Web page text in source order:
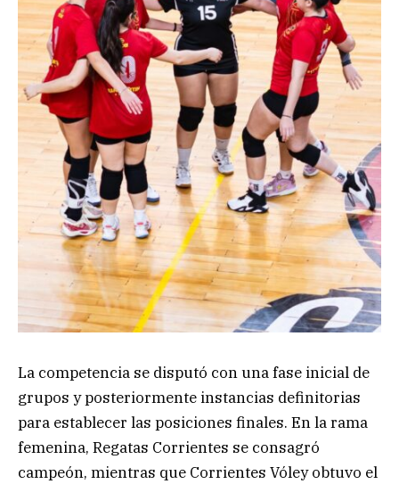
La competencia se disputó con una fase inicial de
grupos y posteriormente instancias definitorias
para establecer las posiciones finales. En la rama
femenina, Regatas Corrientes se consagró
campeón, mientras que Corrientes Vóley obtuvo el